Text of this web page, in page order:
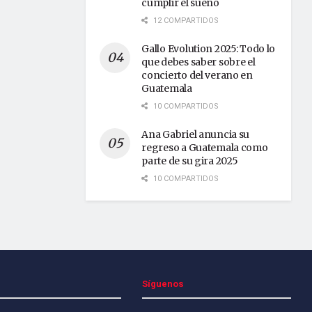
cumplir el sueño
12 COMPARTIDOS
Gallo Evolution 2025: Todo lo
que debes saber sobre el
concierto del verano en
Guatemala
10 COMPARTIDOS
Ana Gabriel anuncia su
regreso a Guatemala como
parte de su gira 2025
10 COMPARTIDOS
Síguenos